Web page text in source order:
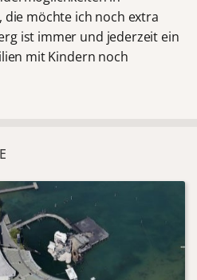
die möchte ich noch extra
ist immer und jederzeit ein
mit Kindern noch